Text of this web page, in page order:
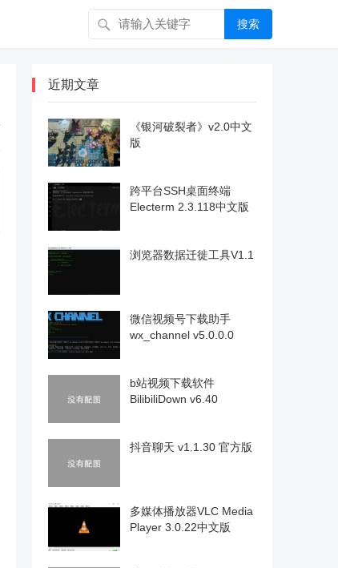
搜索
近期文章
《银河破裂者》v2.0中文
版
跨平台SSH桌面终端
Electerm 2.3.118中文版
浏览器数据迁徙工具V1.1
微信视频号下载助手
wx_channel v5.0.0.0
b站视频下载软件
BilibiliDown v6.40
抖音聊天 v1.1.30 官方版
多媒体播放器VLC Media
Player 3.0.22中文版